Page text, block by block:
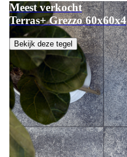
Meest verkocht
Terras+ Grezzo 60x60x4
Bekijk deze tegel